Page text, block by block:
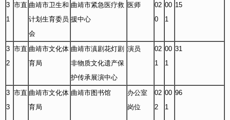
3
1
市直 曲靖市卫生和
计划生育委员
会
曲靖市紧急医疗救
援中心
医师
02
0
00
1
15
3
2
市直 曲靖市文化体
育局
曲靖市滇剧花灯剧
非物质文化遗产保
护传承展演中心
演员
02
1
00
1
31
3
3
市直 曲靖市文化体
育局
曲靖市图书馆
办公室
岗位
02
2
00
1
96